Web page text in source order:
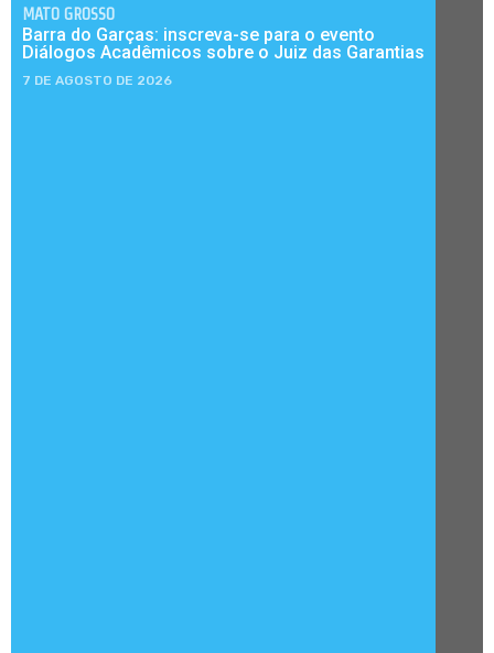
MATO GROSSO
Barra do Garças: inscreva-se para o evento
Diálogos Acadêmicos sobre o Juiz das Garantias
7 DE AGOSTO DE 2026